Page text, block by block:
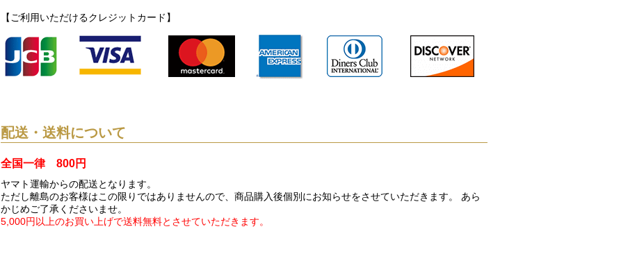
【ご利用いただけるクレジットカード】
配送・送料について
全国一律 800円
ヤマト運輸からの配送となります。
ただし離島のお客様はこの限りではありませんので、商品購入後個別にお知らせをさせていただきます。 あら
かじめご了承くださいませ。
5,000円以上のお買い上げで送料無料とさせていただきます。